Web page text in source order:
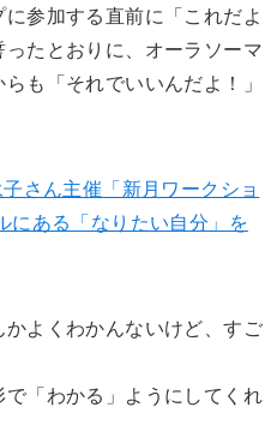
参加する直前に「これだよ
たとおりに、オーラソーマ
も「それでいいんだよ！」
さん主催「新月ワークショ
にある「なりたい自分」を
よくわかんないけど、すご
「わかる」ようにしてくれ